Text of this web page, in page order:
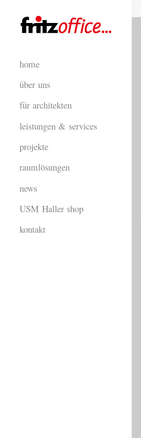
home
über uns
für architekten
leistungen & services
projekte
raumlösungen
news
USM Haller shop
kontakt